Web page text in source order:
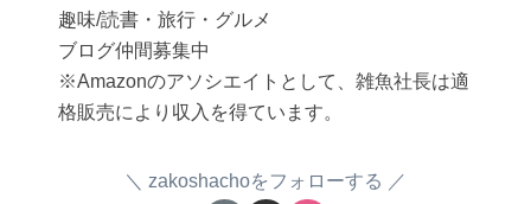
趣味/読書・旅行・グルメ
ブログ仲間募集中
※Amazonのアソシエイトとして、雑魚社長は適
格販売により収入を得ています。
zakoshachoをフォローする